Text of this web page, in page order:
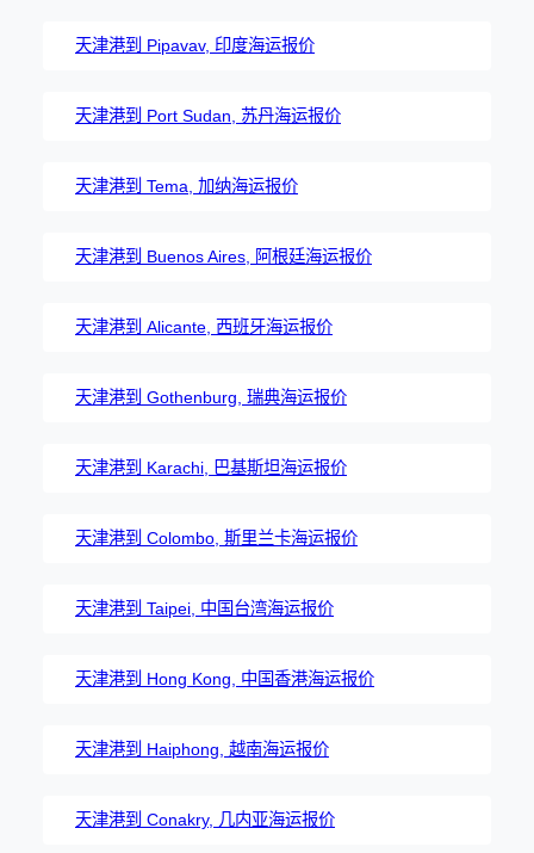
天津港到 Pipavav, 印度海运报价
天津港到 Port Sudan, 苏丹海运报价
天津港到 Tema, 加纳海运报价
天津港到 Buenos Aires, 阿根廷海运报价
天津港到 Alicante, 西班牙海运报价
天津港到 Gothenburg, 瑞典海运报价
天津港到 Karachi, 巴基斯坦海运报价
天津港到 Colombo, 斯里兰卡海运报价
天津港到 Taipei, 中国台湾海运报价
天津港到 Hong Kong, 中国香港海运报价
天津港到 Haiphong, 越南海运报价
天津港到 Conakry, 几内亚海运报价